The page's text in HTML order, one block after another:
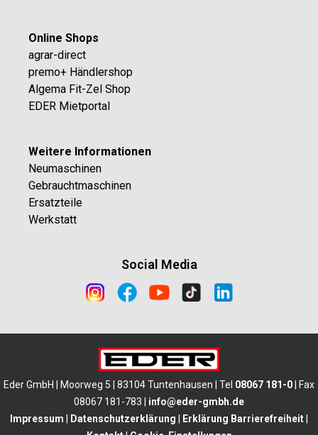
Online Shops
agrar-direct
premo+ Händlershop
Algema Fit-Zel Shop
EDER Mietportal
Weitere Informationen
Neumaschinen
Gebrauchtmaschinen
Ersatzteile
Werkstatt
Social Media
Eder GmbH | Moorweg 5 | 83104 Tuntenhausen | Tel 08067 181-0 | Fax
08067 181-783 | info@eder-gmbh.de
Impressum
Datenschutzerklärung Erklärung Barrierefreiheit